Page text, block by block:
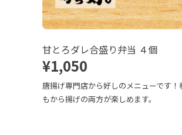
甘とろダレ合盛り弁当 ４個
¥1,050
唐揚げ専門店から好しのメニューです
もから揚げの両方が楽しめます。